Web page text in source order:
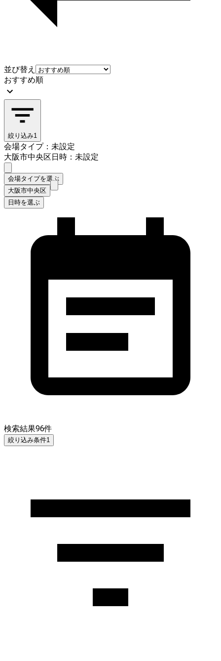
並び替え
おすすめ順
絞り込み1
会場タイプ：未設定
大阪市中央区日時：未設定
会場タイプを選ぶ
大阪市中央区
日時を選ぶ
検索結果96件
絞り込み条件1